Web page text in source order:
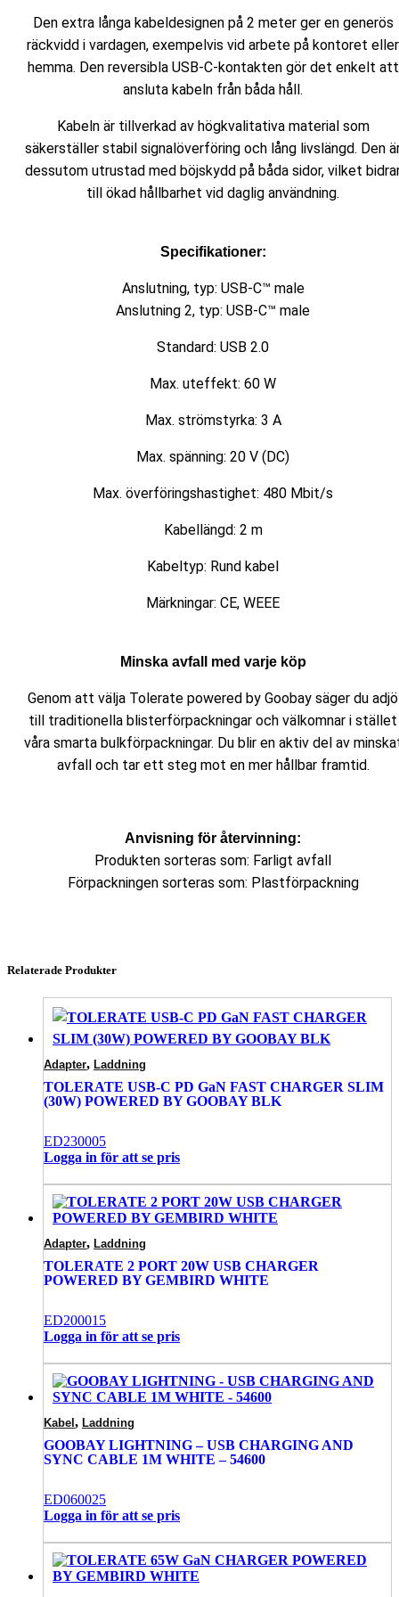
Den extra långa kabeldesignen på 2 meter ger en generös
räckvidd i vardagen, exempelvis vid arbete på kontoret eller
hemma. Den reversibla USB-C-kontakten gör det enkelt att
ansluta kabeln från båda håll.
Kabeln är tillverkad av högkvalitativa material som
säkerställer stabil signalöverföring och lång livslängd. Den
dessutom utrustad med böjskydd på båda sidor, vilket
till ökad hållbarhet vid daglig användning.
Specifikationer:
Anslutning, typ: USB-C™ male
Anslutning 2, typ: USB-C™ male
Standard: USB 2.0
Max. uteffekt: 60 W
Max. strömstyrka: 3 A
Max. spänning: 20 V (DC)
Max. överföringshastighet: 480 Mbit/s
Kabellängd: 2 m
Kabeltyp: Rund kabel
Märkningar: CE, WEEE
Minska avfall med varje köp
Genom att välja Tolerate powered by Goobay säger du adjö
till traditionella blisterförpackningar och välkomnar i stället
våra smarta bulkförpackningar. Du blir en aktiv del av
avfall och tar ett steg mot en mer hållbar framtid.
Anvisning för återvinning:
Produkten sorteras som: Farligt avfall
Förpackningen sorteras som: Plastförpackning
Relaterade Produkter
Adapter, Laddning
TOLERATE USB-C PD GaN FAST CHARGER SLIM
(30W) POWERED BY GOOBAY BLK
ED230005
Logga in för att se pris
Adapter, Laddning
TOLERATE 2 PORT 20W USB CHARGER
POWERED BY GEMBIRD WHITE
ED200015
Logga in för att se pris
Kabel , Laddning
GOOBAY LIGHTNING – USB CHARGING AND
SYNC CABLE 1M WHITE – 54600
ED060025
Logga in för att se pris